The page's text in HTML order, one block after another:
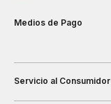
Medios de Pago
Servicio al Consumidor